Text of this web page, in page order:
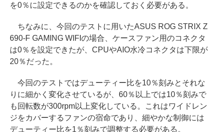
を0％に設定できるのかを確認しておく必要がある。
ちなみに、今回のテストに用いたASUS ROG STRIX Z
690-F GAMING WIFIの場合、ケースファン用のコネクタ
は0％を設定できたが、CPUやAIO水冷コネクタは下限が
20％だった。
今回のテストではデューティー比を10％刻みとそれな
りに細かく変化させているが、60％以上では10％刻みで
も回転数が300rpm以上変化している。これはワイドレン
ジをカバーするファンの宿命であり、細やかな制御には
デューティー比を1％刻みで調整する必要がある。